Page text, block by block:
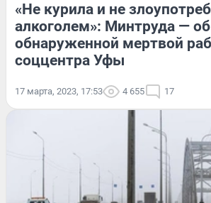
«Не курила и не
алкоголем»: Минтруда — об
обнаруженной мертвой
соццентра Уфы
17 марта, 2023, 17:53 4 655 17